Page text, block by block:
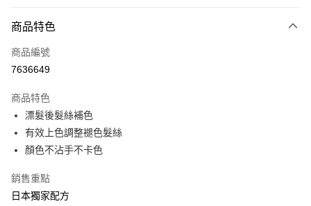
信用卡一次付款
超商取貨付款
Apple Pay
街口支付
全盈+PAY
商品特色
商品編號
7636649
商品特色
漂髮後髮絲補色
有效上色調整褪色髮絲
顏色不沾手不卡色
銷售重點
日本獨家配方